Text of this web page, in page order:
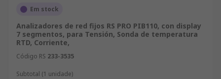
Em stock
Analizadores de red fijos RS PRO PIB110, con display
7 segmentos, para Tensión, Sonda de temperatura
RTD, Corriente,
Código RS 233-3535
Subtotal (1 unidade)